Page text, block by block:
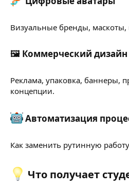
Визуальные бренды,
🖼 Коммерческий дизайн​
Реклама, упаковка, баннеры,
концепции.
Автоматизация
Как заменить рутинную
Что получает